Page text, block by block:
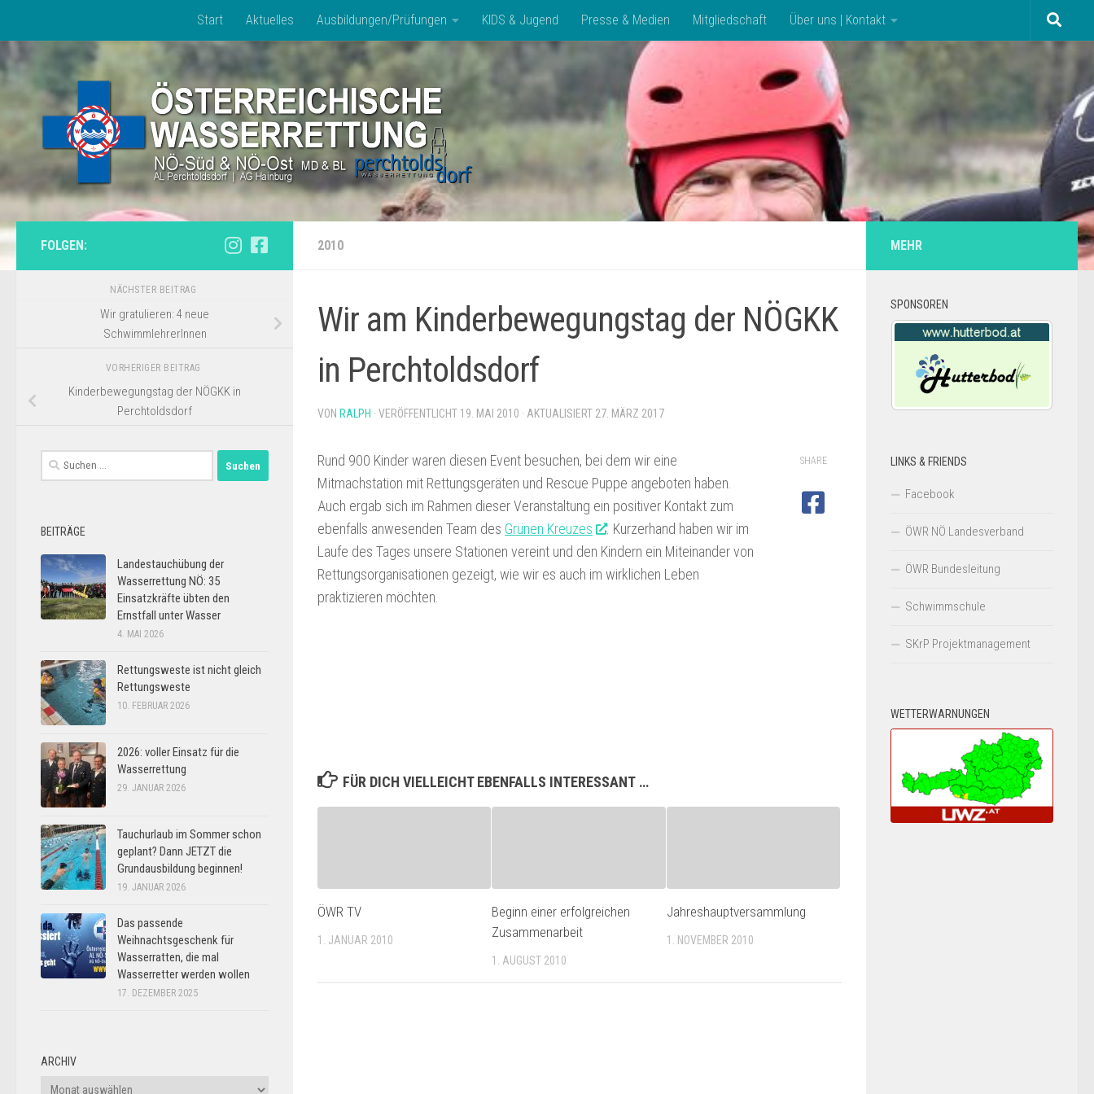
Start Aktuelles Ausbildungen/Prüfungen KIDS & Jugend Presse & Medien Mitgliedschaft Über uns | Kontakt
2010
Wir am Kinderbewegungstag der NÖGKK
in Perchtoldsdorf
VON RALPH · VERÖFFENTLICHT 19. MAI 2010 · AKTUALISIERT 27. MÄRZ 2017
Rund 900 Kinder waren diesen Event besuchen, bei dem wir eine
Mitmachstation mit Rettungsgeräten und Rescue Puppe angeboten haben.
Auch ergab sich im Rahmen dieser Veranstaltung ein positiver Kontakt zum
ebenfalls anwesenden Team des Grünen Kreuzes
. Kurzerhand haben wir im
Laufe des Tages unsere Stationen vereint und den Kindern ein Miteinander von
Rettungsorganisationen gezeigt, wie wir es auch im wirklichen Leben
praktizieren möchten.
SHARE
FÜR DICH VIELLEICHT EBENFALLS INTERESSANT …
ÖWR TV
1. JANUAR 2010
Beginn einer erfolgreichen
Zusammenarbeit
1. AUGUST 2010
Jahreshauptversammlung
1. NOVEMBER 2010
FOLGEN:
NÄCHSTER BEITRAG
Wir gratulieren: 4 neue
SchwimmlehrerInnen
VORHERIGER BEITRAG
Kinderbewegungstag der NÖGKK in
Perchtoldsdorf
Suchen
nach:
BEITRÄGE
Landestauchübung der
Wasserrettung NÖ: 35
Einsatzkräfte übten den
Ernstfall unter Wasser
4. MAI 2026
Rettungsweste ist nicht gleich
Rettungsweste
10. FEBRUAR 2026
2026: voller Einsatz für die
Wasserrettung
29. JANUAR 2026
Tauchurlaub im Sommer schon
geplant? Dann JETZT die
Grundausbildung beginnen!
19. JANUAR 2026
Das passende
Weihnachtsgeschenk für
Wasserratten, die mal
Wasserretter werden wollen
17. DEZEMBER 2025
ARCHIV
Archiv
MEHR
SPONSOREN
LINKS & FRIENDS
Facebook
ÖWR NÖ Landesverband
ÖWR Bundesleitung
Schwimmschule
SKrP Projektmanagement
WETTERWARNUNGEN